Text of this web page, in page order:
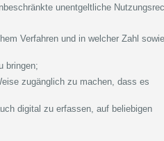
unentgeltliche
Verfahren und in welcher Zahl
bringen;
zugänglich zu machen, dass es
digital zu erfassen, auf beliebigen